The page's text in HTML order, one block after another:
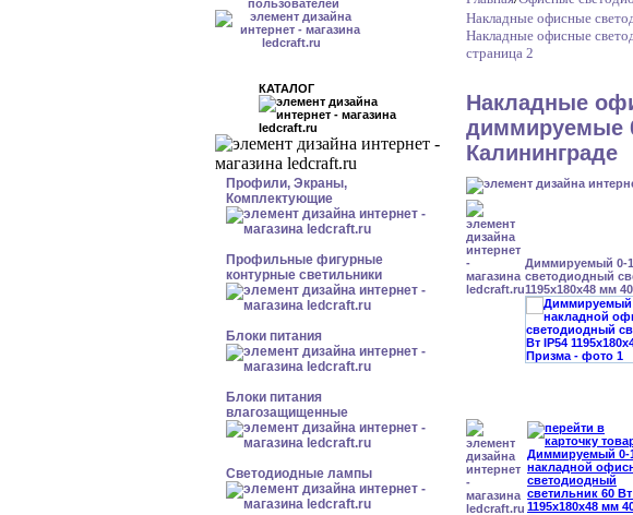
пользователей
КАТАЛОГ
Профили, Экраны,
Комплектующие
Профильные фигурные
контурные светильники
Блоки питания
Блоки питания
влагозащищенные
Светодиодные лампы
Накладные офисные
Накладные офисные
страница 2
Накладные
диммируемые
Калининграде
Диммируемый 0-
светодиодный
1195x180x48 мм